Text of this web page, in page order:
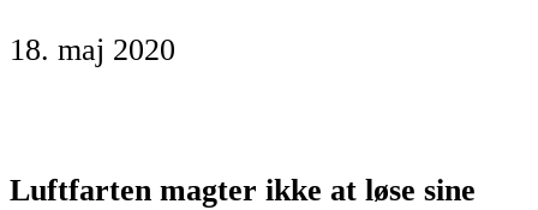
18. maj 2020
Luftfarten magter ikke at løse sine